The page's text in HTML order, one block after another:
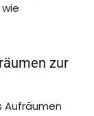
zur
Aufräumen